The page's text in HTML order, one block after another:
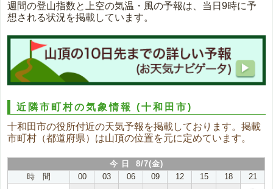
週間の登山指数と上空の気温・風の予報は、当日9時に予
想される状況を掲載しています。
近隣市町村の気象情報(十和田市)
十和田市の役所付近の天気予報を掲載しております。掲載
市町村（都道府県）は山頂の位置を元に定めています。
今 日 8/7(金)
時 間
00 03 06 09 12 15 18
21